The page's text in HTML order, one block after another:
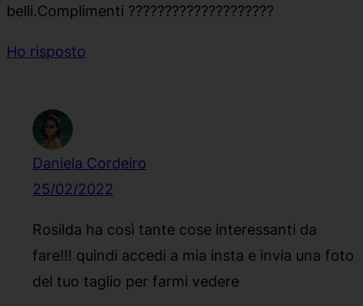
belli.Complimenti ????????????????????
Ho risposto
Daniela Cordeiro
25/02/2022
Rosilda ha così tante cose interessanti da
fare!!! quindi accedi a mia insta e invia una foto
del tuo taglio per farmi vedere